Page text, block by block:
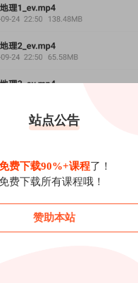
复习暑假班网课资源
例库目录pdf.pdf
站点公告
费下载90%+课程了！
费下载所有课程哦！
赞助本站